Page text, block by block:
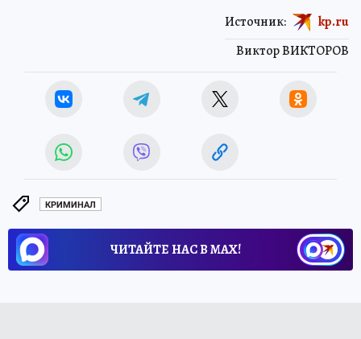
Виктор ВИКТОРОВ
Источник: kp.ru
КРИМИНАЛ
ЧИТАЙТЕ НАС В МАХ!